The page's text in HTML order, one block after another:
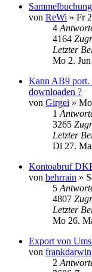
von ReWi » Fr
4
4164
Letzter
Mo 2.
Kann AB9 port.
downloaden ?
von Girgei »
1
3265
Letzter
Di 27.
Kontoabruf
von behrrain »
5
4807
Letzter
Mo 26.
Export von
von frankdarwin
2